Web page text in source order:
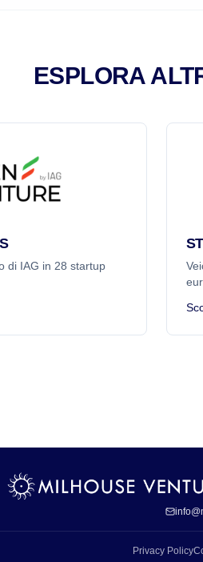
ESPLORA
di IAG in 28 startup
Privacy Policy